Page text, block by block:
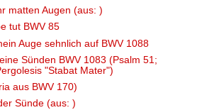
matten Augen (aus: )
tut BWV 85
Auge sehnlich auf BWV 1088
Sünden BWV 1083 (Psalm 51;
"Stabat Mater")
aus BWV 170)
Sünde (aus: )